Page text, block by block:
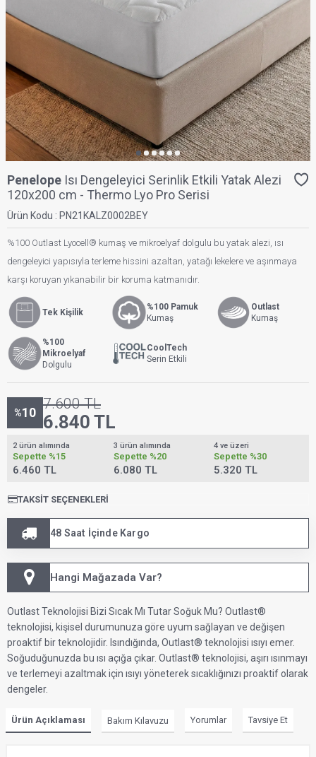
Penelope Isı Dengeleyici Serinlik Etkili Yatak Alezi
120x200 cm - Thermo Lyo Pro Serisi
Ürün Kodu : PN21KALZ0002BEY
%100 Outlast Lyocell® kumaş ve mikroelyaf dolgulu bu yatak alezi, ısı
dengeleyici yapısıyla terleme hissini azaltan, yatağı lekelere ve aşınmaya
karşı koruyan yıkanabilir bir koruma katmanıdır.
Tek Kişilik
%100 Pamuk
Kumaş
Outlast
Kumaş
%100
Mikroelyaf
Dolgulu
CoolTech
Serin Etkili
%10
7.600TL
6.840 TL
2 ürün alımında
Sepette %15
6.460 TL
3 ürün alımında
Sepette %20
6.080 TL
4 ve üzeri
Sepette %30
5.320 TL
TAKSIT SEÇENEKLERI
48 Saat İçinde Kargo
Hangi Mağazada Var?
Outlast Teknolojisi Bizi Sıcak Mı Tutar Soğuk Mu? Outlast®
teknolojisi, kişisel durumunuza göre uyum sağlayan ve değişen
proaktif bir teknolojidir. Isındığında, Outlast® teknolojisi ısıyı emer.
Soğuduğunuzda bu ısı açığa çıkar. Outlast® teknolojisi, aşırı ısınmayı
ve terlemeyi azaltmak için ısıyı yöneterek sıcaklığınızı proaktif olarak
dengeler.
Ürün Açıklaması Bakım Kılavuzu Yorumlar Tavsiye Et